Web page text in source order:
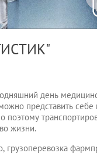
день
представить
поэтому
жизни.
грузоперевозка